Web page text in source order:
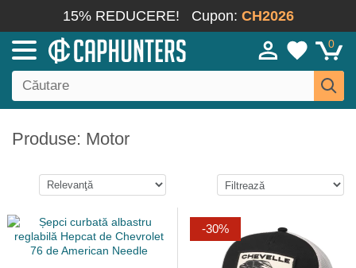
15% REDUCERE! Cupon: CH2026
0
Produse: Motor
-30%